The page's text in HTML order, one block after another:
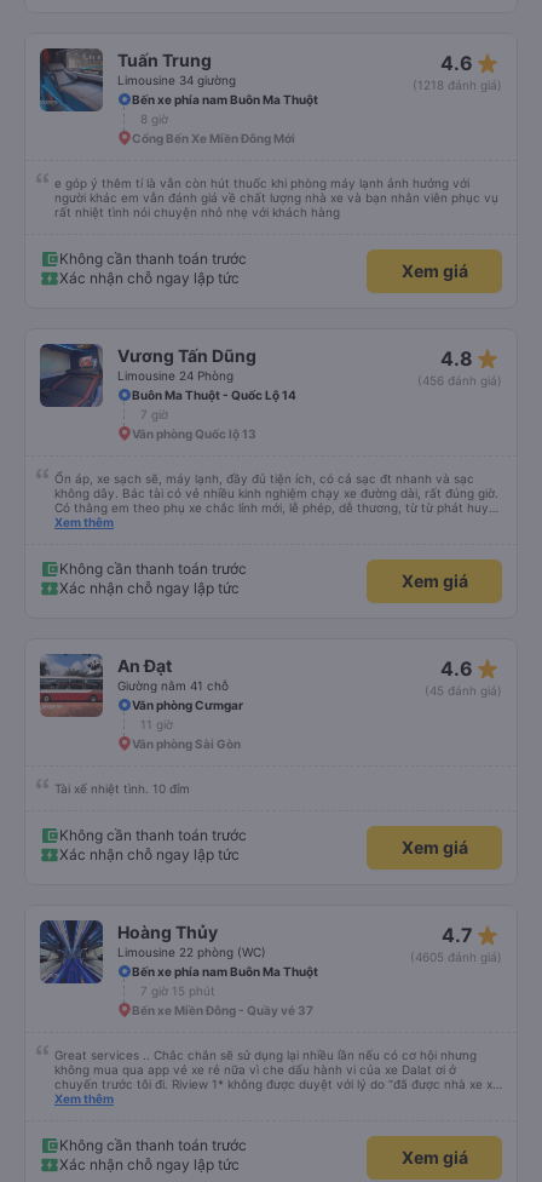
Tuấn Trung
Limousine 34 giường
4.6 star_rate
(1218 đánh giá)
Bến xe phía nam Buôn Ma Thuột
8 giờ
Cổng Bến Xe Miền Đông Mới
e góp ý thêm tí là vẫn còn hút thuốc khi phòng máy lạnh ảnh hưởng với
người khác em vẫn đánh giá về chất lượng nhà xe và bạn nhân viên phục vụ
rất nhiệt tình nói chuyện nhỏ nhẹ với khách hàng
Không cần thanh toán trước
Xác nhận chỗ ngay lập tức
Xem giá
Vương Tấn Dũng
Limousine 24 Phòng
4.8 star_rate
(456 đánh giá)
Buôn Ma Thuột - Quốc Lộ 14
7 giờ
Văn phòng Quốc lộ 13
Ổn áp, xe sạch sẽ, máy lạnh, đầy đủ tiện ích, có cả sạc đt nhanh và sạc
không dây. Bác tài có vẻ nhiều kinh nghiệm chạy xe đường dài, rất đúng giờ.
Có thằng em theo phụ xe chắc lính mới, lễ phép, dễ thương, từ từ phát huy
nhé em trai. 😊
Xem thêm
Không cần thanh toán trước
Xác nhận chỗ ngay lập tức
Xem giá
An Đạt
Giường nằm 41 chỗ
4.6 star_rate
(45 đánh giá)
Văn phòng Cưmgar
11 giờ
Văn phòng Sài Gòn
Tài xế nhiệt tình. 10 đỉm
Không cần thanh toán trước
Xác nhận chỗ ngay lập tức
Xem giá
Hoàng Thủy
Limousine 22 phòng (WC)
4.7 star_rate
(4605 đánh giá)
Bến xe phía nam Buôn Ma Thuột
7 giờ 15 phút
Bến xe Miền Đông - Quầy vé 37
Great services .. Chắc chắn sẽ sử dụng lại nhiều lần nếu có cơ hội nhưng
không mua qua app vé xe rẻ nữa vì che dấu hành vi của xe Dalat ơi ở
chuyến trước tôi đi. Riview 1* không được duyệt với lý do “đã được nhà xe xử
lý với khách hàng” trong khi tôi là khách hàng và trải nghiệm của tôi lại nói là
Chúng tôi cũng sẽ viết bài trên các nền tảng về trải nghiệm của tôi cả về
Dalat lẫn vé xe rẻ. Xin cảm ơn.
Xem thêm
Không cần thanh toán trước
Xác nhận chỗ ngay lập tức
Xem giá